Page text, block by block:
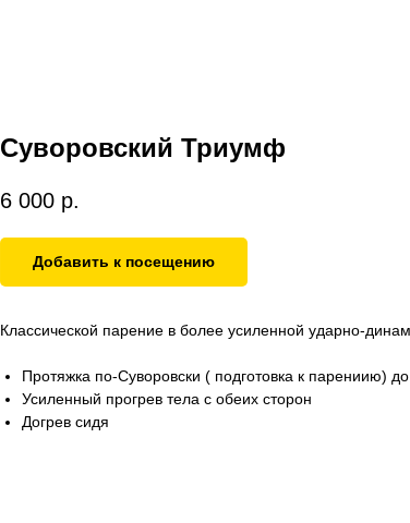
Суворовский Триумф
6 000 р.
Добавить к посещению
Классической парение в более усиленной ударно-
Протяжка по-Суворовски ( подготовка к парениию)
Усиленный прогрев тела с обеих сторон
Догрев сидя